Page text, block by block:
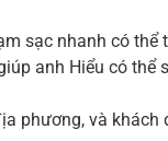
sạc nhanh có thể
anh Hiểu có thể
phương, và khách